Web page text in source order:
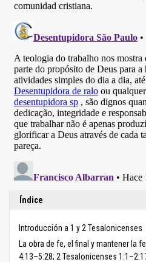
Índice
Introducción a 1 y 2 Tesalonicenses
La obra de fe, el final y mantener la
4:13–5:28; 2 Tesalonicenses